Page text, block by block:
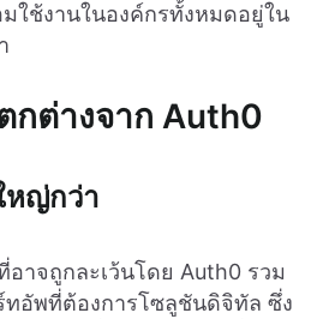
ใช้งานในองค์กรทั้งหมดอยู่ใน
กต่างจาก Auth0
หญ่กว่า
อาจถูกละเว้นโดย Auth0 รวม
อัพที่ต้องการโซลูชันดิจิทัล ซึ่ง